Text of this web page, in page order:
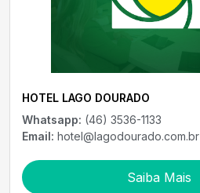
HOTEL LAGO DOURADO
Whatsapp: (46) 3536-1133
Email: hotel@lagodourado.com.br
Saiba Mais